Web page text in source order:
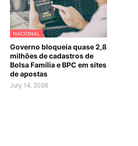
NACIONAL
Governo bloqueia quase 2,8
milhões de cadastros de
Bolsa Família e BPC em sites
de apostas
July 14, 2026